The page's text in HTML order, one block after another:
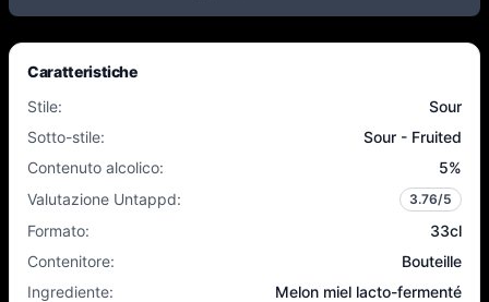
Caratteristiche
Stile:
Sour
Sotto-stile:
Sour - Fruited
Contenuto alcolico: 5%
Valutazione Untappd: 3.76/5
Formato:
33cl
Contenitore:
Bouteille
Ingrediente:
Melon miel lacto-fermenté